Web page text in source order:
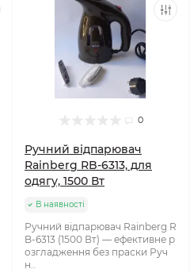
0
Ручний відпарювач
Rainberg RB-6313, для
одягу, 1500 Вт
В наявності
Ручний відпарювач Rainberg R
B-6313 (1500 Вт) — ефективне р
озгладження без праски Руч
н..